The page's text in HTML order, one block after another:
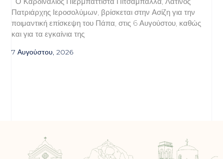
Πατριάρχης Ιεροσολύμων, βρίσκεται στην Ασίζη για την
ποιμαντική επίσκεψη του Πάπα, στις 6 Αυγούστου, καθώς
και για τα εγκαίνια της
7 Αυγούστου, 2026